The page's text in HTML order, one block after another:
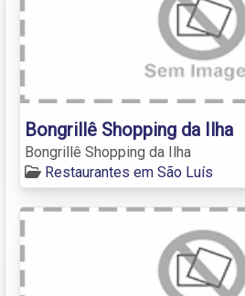
Bongrillê Shopping da Ilha
Bongrillê Shopping da Ilha
Restaurantes em São Luís